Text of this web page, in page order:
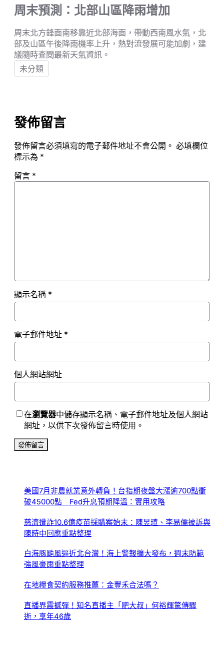
周末預測：北部山區降雨增加
周末北方鋒面南移靠近北部海面，帶動西南風水氣，北
部及山區午後降雨機率上升，熱對流發展可能加劇，建
議隨時查閱最新天氣資訊。
未分類
發佈留言
發佈留言必須填寫的電子郵件地址不會公開。 必填欄位
標示為 *
留言 *
顯示名稱 *
電子郵件地址 *
個人網站網址
在瀏覽器中儲存顯示名稱、電子郵件地址及個人網站
網址，以供下次發佈留言時使用。
美國7月非農就業意外轉負！台指期夜盤大漲逾700點衝
破45000點 Fed升息預期降溫：實用攻略
慈濟遭詐10.6億疫苗採購案始末：陳昱瑄、李易儒被訴與
陳時中回應重點整理
白海豚颱風逼近北台灣！海上警報擴大發布，週末防範
強風豪雨重點整理
在地糧食契約服務推薦：金豐禾合法嗎？
直播界震撼彈！知名直播主「肥大叔」何裕輝驚傳驟
逝，享年46歲